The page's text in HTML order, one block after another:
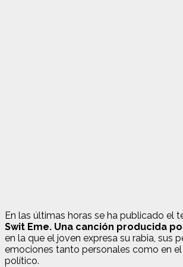
En las últimas horas se ha publicado el
Swit Eme. Una canción producida
en la que el joven expresa su rabia, sus
emociones tanto personales como en
político.